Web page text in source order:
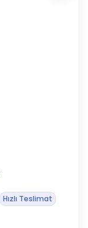
Hızlı Teslimat